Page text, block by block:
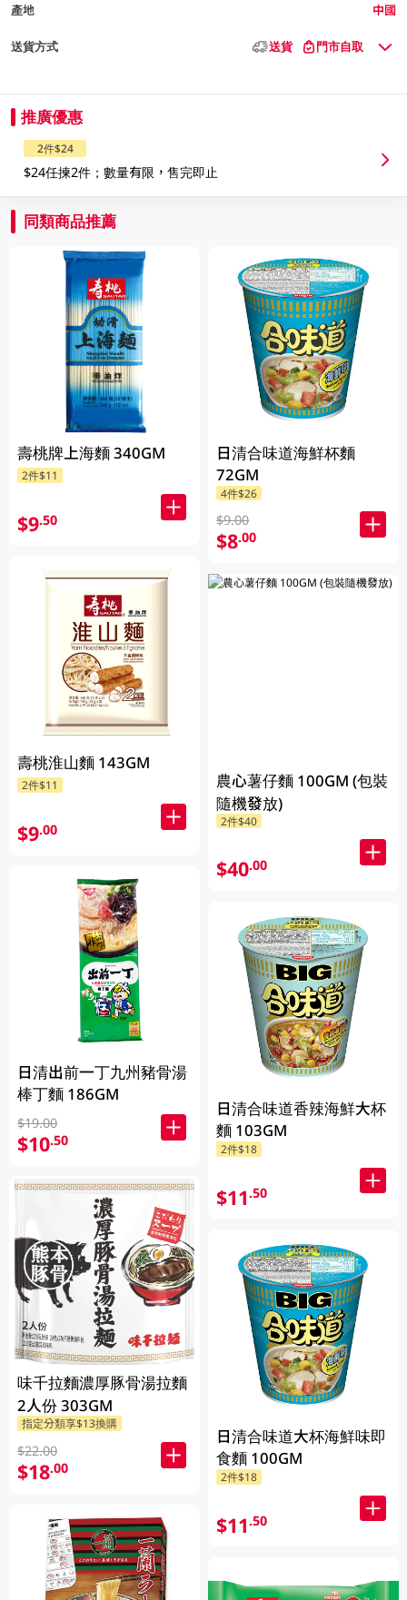
產地 中國
送貨方式 送貨 門市自取
推廣優惠
2件$24
$24任揀2件；數量有限，售完即止
同類商品推薦
壽桃牌上海麵 340GM
2件$11
$9.50
壽桃淮山麵 143GM
2件$11
$9.00
日清出前一丁九州豬骨湯
棒丁麵 186GM
$19.00
$10.50
味千拉麵濃厚豚骨湯拉麵
2人份 303GM
指定分類享$13換購
$22.00
$18.00
日清合味道海鮮杯麵
72GM
4件$26
$9.00
$8.00
農心薯仔麵 100GM (包裝
隨機發放)
2件$40
$40.00
日清合味道香辣海鮮大杯
麵 103GM
2件$18
$11.50
日清合味道大杯海鮮味即
食麵 100GM
2件$18
$11.50